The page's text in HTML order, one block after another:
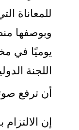
للمعاناة
وبوصفها
يوميًا في
اللجنة
أن ترفع
إن الالتزام